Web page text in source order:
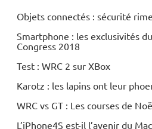
Objets connectés : sécurité
Smartphone : les exclusivités
Congress 2018
Test : WRC 2 sur XBox
Karotz : les lapins ont leur
WRC vs GT : Les courses de
L’iPhone4S est-il l’avenir du